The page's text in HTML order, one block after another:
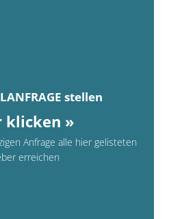
stellen
klicken »
Anfrage alle hier gelisteten
erreichen